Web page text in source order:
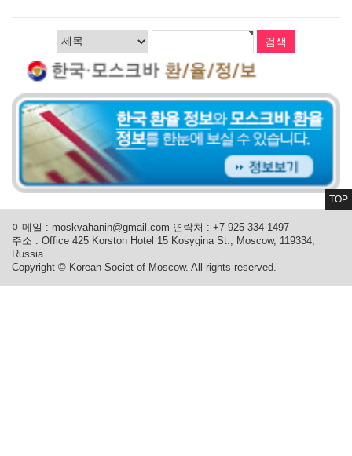
이메일 : moskvahanin@gmail.com 연락처 : +7-925-334-1497
주소 : Office 425 Korston Hotel 15 Kosygina St., Moscow, 119334,
Russia
Copyright © Korean Societ of Moscow. All rights reserved.
TOP